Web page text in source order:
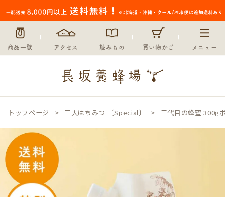
商品一覧 アクセス 読みもの 買い物かご メニュー
トップページ 三大はちみつ 〔Special〕 三代目の蜂蜜 300g